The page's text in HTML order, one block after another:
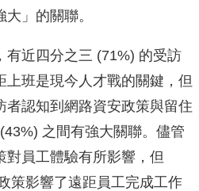
大」的關聯。
有近四分之三 (71%) 的受訪
班是現今人才戰的關鍵， 但
者認知到網路資安政策與留住
之間有強大關聯。 儘管
對員工體驗有所影響，但
策影響了遠距員工完成工作